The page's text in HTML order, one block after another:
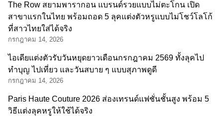
The Row สยามพารากอน แบรนด์รวยแบบไม่ตะโกน เปิด
สาขาแรกในไทย พร้อมถอด 5 ลุคแต่งตัวหรูแบบไม่โชว์โลโก้
ที่สาวไทยใส่ได้จริง
กรกฎาคม 14, 2026
ไอเดียแต่งตัวรับวันหยุดยาวเดือนกรกฎาคม 2569 ทั้งลุคไป
ทำบุญ ไปเที่ยว และวันสบาย ๆ แบบสุภาพดูดี
กรกฎาคม 14, 2026
Paris Haute Couture 2026 ส่องเทรนด์แฟชั่นชั้นสูง พร้อม 5
วิธีแต่งลุคหรูให้ใช้ได้จริง